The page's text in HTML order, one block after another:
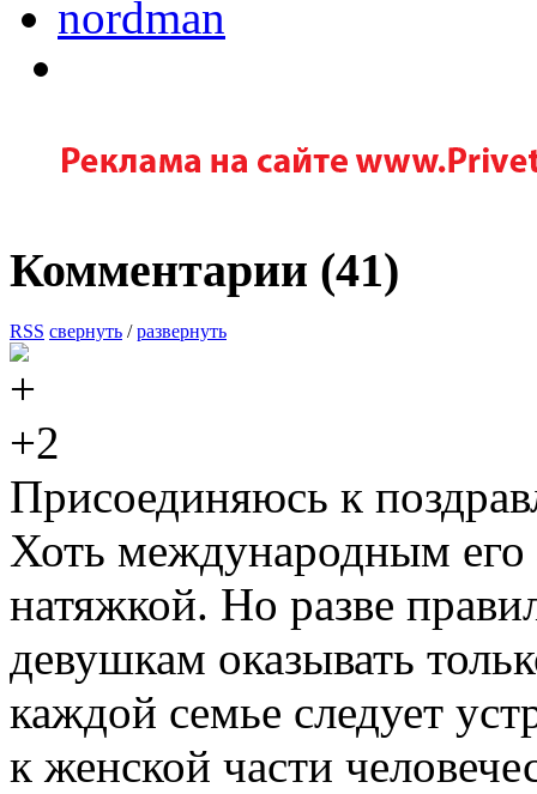
nordman
Комментарии (41)
RSS свернуть /развернуть
+2
Присоединяюсь к
Хоть международным
натяжкой. Но разве
девушкам оказывать
каждой семье следует
к женской части